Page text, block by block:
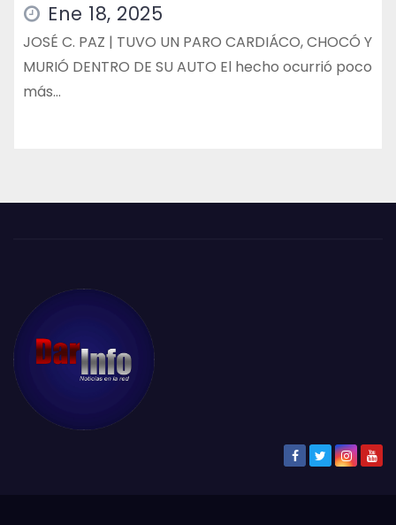
Ene 18, 2025
JOSÉ C. PAZ | TUVO UN PARO CARDIÁCO, CHOCÓ Y
MURIÓ DENTRO DE SU AUTO El hecho ocurrió poco
más…